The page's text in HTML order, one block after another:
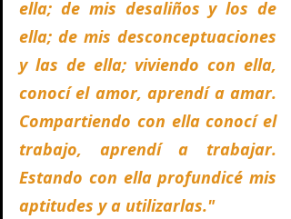
ella; de mis desaliños y los de
ella; de mis desconceptuaciones
y las de ella; viviendo con ella,
conocí el amor, aprendí a amar.
Compartiendo con ella conocí el
trabajo, aprendí a trabajar.
Estando con ella profundicé mis
aptitudes y a utilizarlas."